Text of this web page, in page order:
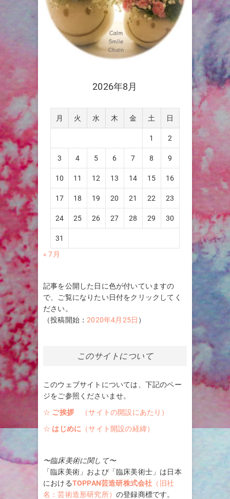
2026年8月
月 火 水 木 金 土 日
1 2
3 4 5 6 7 8 9
10 11 12 13 14 15 16
17 18 19 20 21 22 23
24 25 26 27 28 29 30
31
« 7月
記事を公開した日に色が付いていますの
で、ご覧になりたい日付をクリックしてく
ださい。
（投稿開始：2020年4月25日 ）
このサイトについて
このウェブサイトについては、下記のペー
ジをご参照くださいませ。
☆ ご挨拶
（サイトの開設にあたり）
☆ はじめに （サイト開設の経緯）
〜臨床美術に関して〜
「臨床美術」および「臨床美術士」は日本
におけるTOPPAN芸造研株式会社 （旧社
名：芸術造形研究所） の登録商標です。